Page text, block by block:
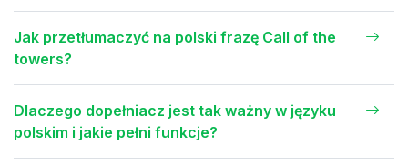
Jak przetłumaczyć na polski frazę Call of the
towers?
Dlaczego dopełniacz jest tak ważny w języku
polskim i jakie pełni funkcje?